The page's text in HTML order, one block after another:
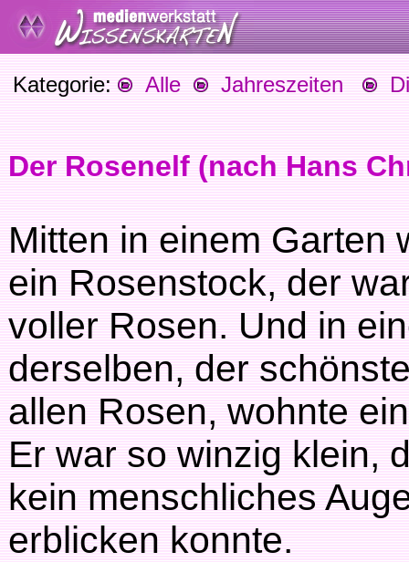
Kategorie: Alle Jahreszeiten
Der Rosenelf (nach Hans
Mitten in einem Garten
ein Rosenstock, der
voller Rosen. Und in
derselben, der
allen Rosen, wohnte
Er war so winzig klein,
kein menschliches
erblicken konnte.